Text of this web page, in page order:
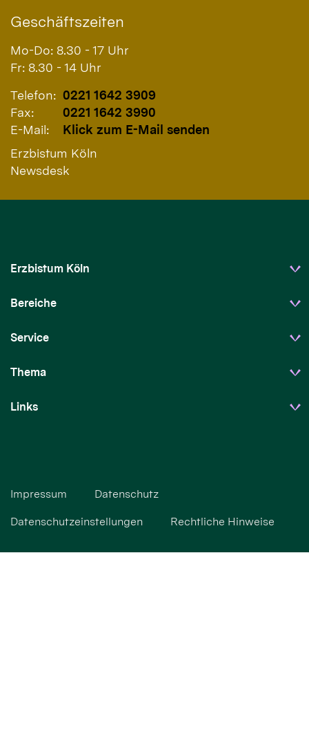
Geschäftszeiten
Mo-Do: 8.30 - 17 Uhr
Fr: 8.30 - 14 Uhr
Telefon: 0221 1642 3909
Fax:
0221 1642 3990
E-Mail:
Klick zum E-Mail senden
Erzbistum Köln
Newsdesk
Erzbistum Köln
Bereiche
Service
Thema
Links
Impressum Datenschutz
Datenschutzeinstellungen Rechtliche Hinweise